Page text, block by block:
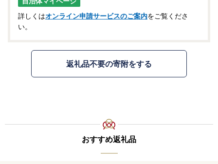
詳しくはオンライン申請サービスのご案内をご覧くださ
い。
返礼品不要の寄附をする
おすすめ返礼品